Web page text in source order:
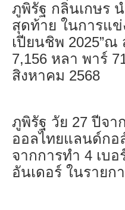
ภูพิรัฐ กลิ่นเกษร
สุดท้าย ในการแข่
เปียนชิพ 2025”
7,156 หลา พาร์
สิงหาคม 2568
ภูพิรัฐ วัย 27 ปีจ
ออลไทยแลนด์กอ
จากการทำ 4 เบ
อันเดอร์ ในรายก